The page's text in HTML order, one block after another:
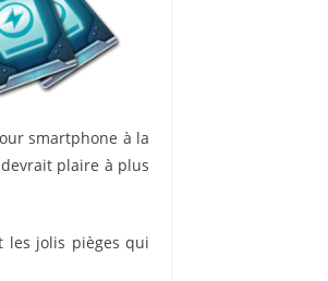
smartphone à la
plaire à plus
les jolis pièges qui